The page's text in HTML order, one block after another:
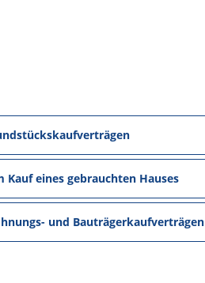
eines gebrauchten Hauses
und Bauträgerkaufverträgen